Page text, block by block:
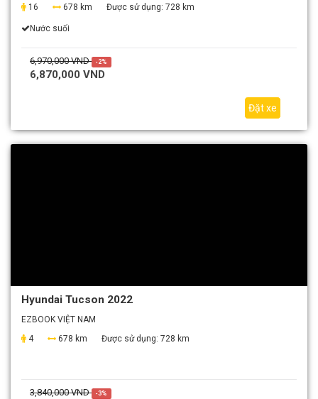
16
678 km Được sử dụng: 728 km
Nước suối
6,970,000 VND -2%
6,870,000 VND
Đặt xe
Hyundai Tucson 2022
EZBOOK VIỆT NAM
4
678 km Được sử dụng: 728 km
3,840,000 VND -3%